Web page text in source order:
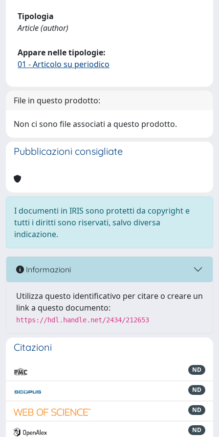
Tipologia
Article (author)
Appare nelle tipologie:
01 - Articolo su periodico
File in questo prodotto:
Non ci sono file associati a questo prodotto.
Pubblicazioni consigliate
I documenti in IRIS sono protetti da copyright e
tutti i diritti sono riservati, salvo diversa
indicazione.
Informazioni
Utilizza questo identificativo per citare o creare un
link a questo documento:
https://hdl.handle.net/2434/212653
Citazioni
ND
ND
ND
ND